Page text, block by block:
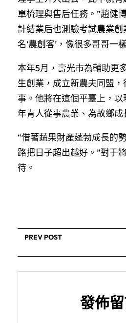
單梳理與售后任務。”趙健
計結業后也測驗考試農業
名‘農創客’，像很多哥哥一
本年5月，壽光市為輔助更
生創業，成立新農夫同盟
事。他將在這個平臺上，
年青人從事農業、為故鄉成
“借著蔬果財產蓬勃成長的
路把日子超出越好。”對于
待。
PREV POST
發佈